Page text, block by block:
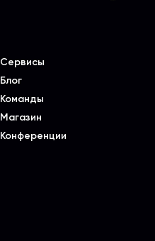
Сервисы
Блог
Команды
Магазин
Конференции